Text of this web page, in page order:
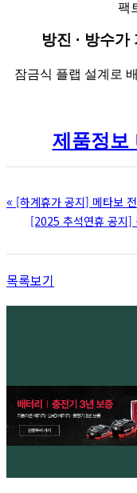
팩
방진 · 방수
잠금식 플랩 설계로
제품정보
« [하계휴가 공지] 메타보
[2025 추석연휴 공지]
목록보기